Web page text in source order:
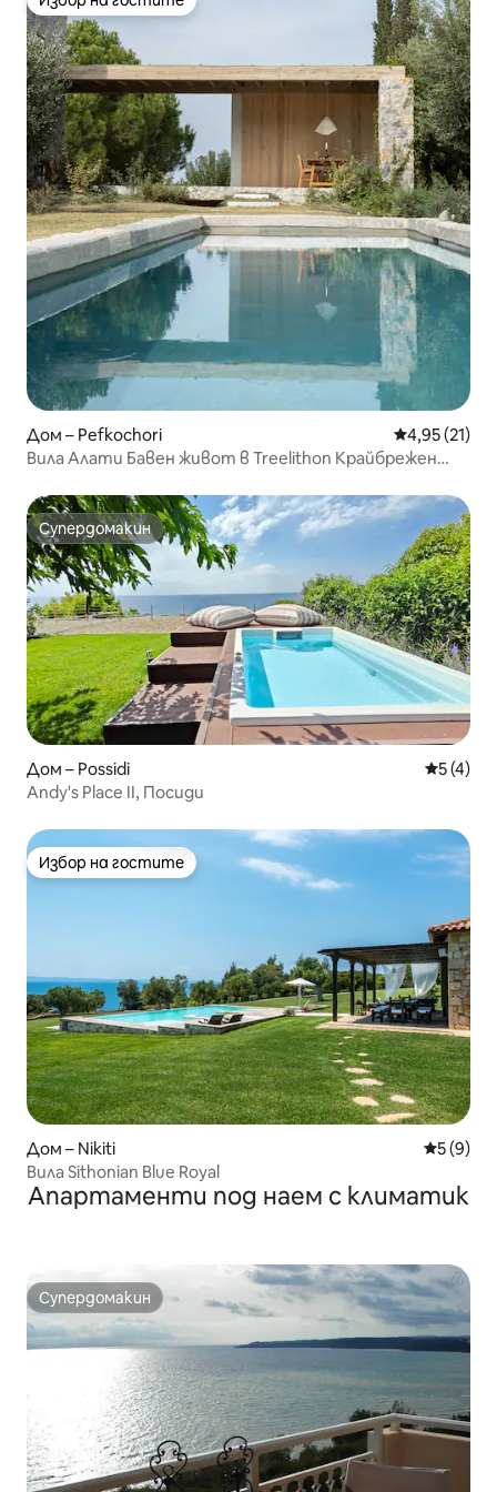
Избор на гостите
Дом – Pefkochori Средна
4,95 (21)
Вила Алати Бавен живот в Treelithon Крайбрежен
Супердомакин
Супердомакин
Дом – Possidi Средна
5 (4)
Andy's Place II, Посиди
Избор на гостите
Избор на гостите
Дом – Nikiti Средна
5 (9)
Вила Sithonian Blue Royal
Апартаменти под наем с климатик
Супердомакин
Супердомакин